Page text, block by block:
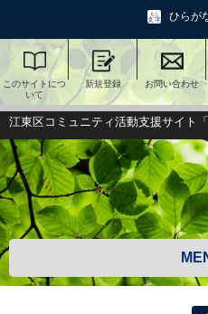
ひらが
このサイトにつ
いて
新規登録 お問い合わせ
江東区コミュニティ活動支援サイト